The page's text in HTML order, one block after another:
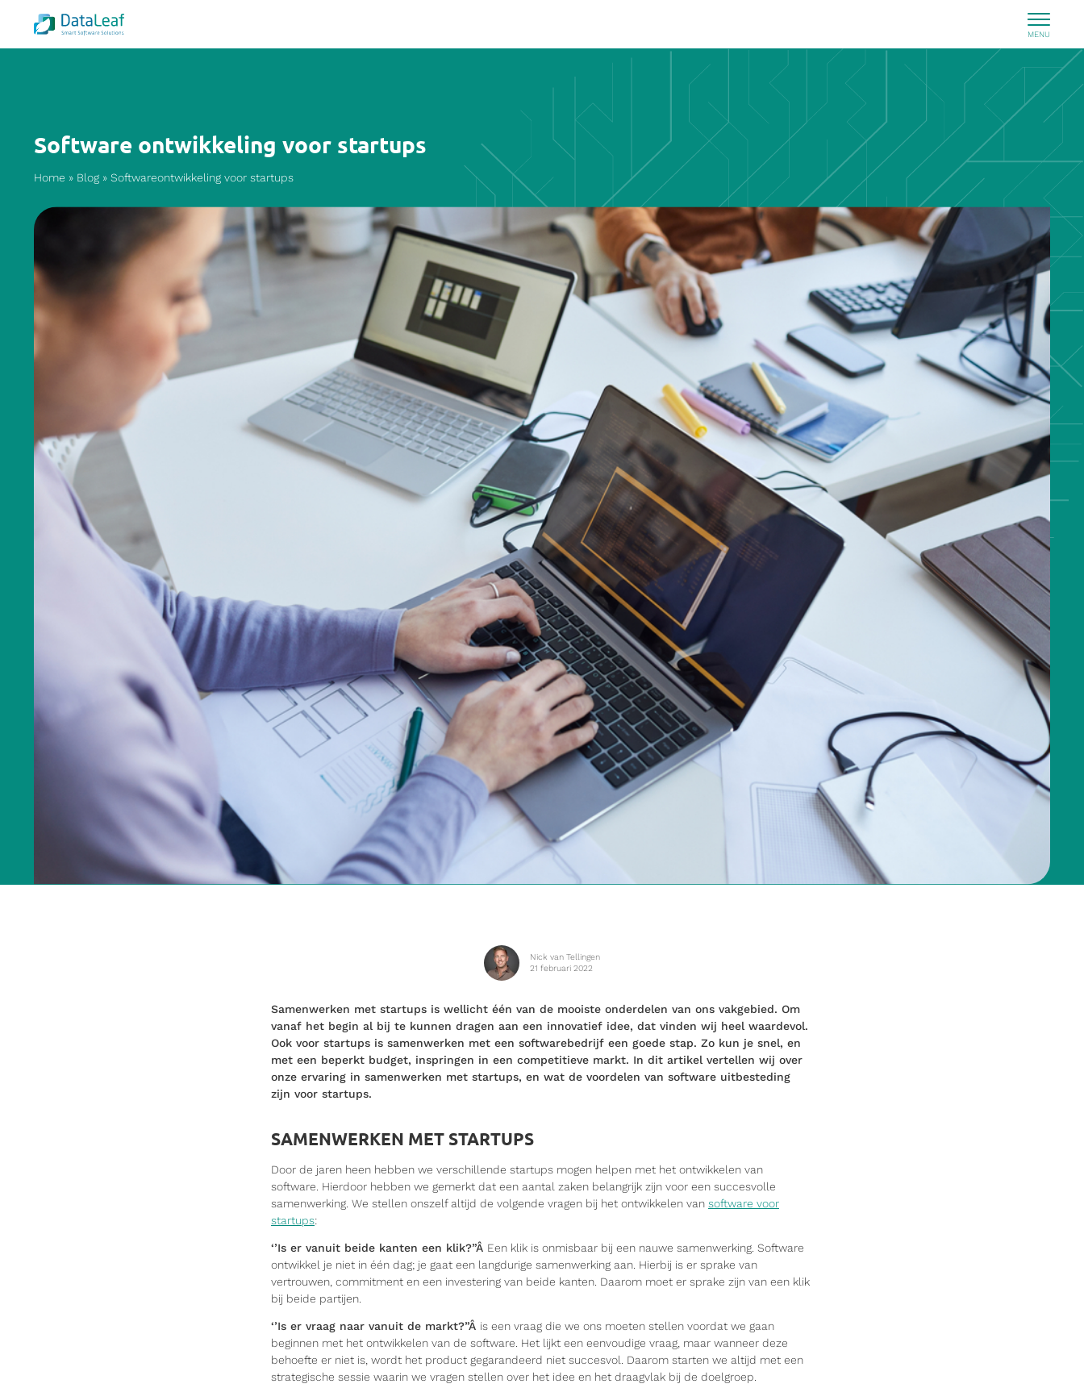
Software ontwikkeling voor startups
Home » Blog » Softwareontwikkeling voor startups
Nick van Tellingen
21 februari 2022
Samenwerken met startups is wellicht één van de mooiste onderdelen van ons vakgebied. Om
vanaf het begin al bij te kunnen dragen aan een innovatief idee, dat vinden wij heel waardevol.
Ook voor startups is samenwerken met een softwarebedrijf een goede stap. Zo kun je snel, en
met een beperkt budget, inspringen in een competitieve markt. In dit artikel vertellen wij over
onze ervaring in samenwerken met startups, en wat de voordelen van software uitbesteding
zijn voor startups.
SAMENWERKEN MET STARTUPS
Door de jaren heen hebben we verschillende startups mogen helpen met het ontwikkelen van
software. Hierdoor hebben we gemerkt dat een aantal zaken belangrijk zijn voor een succesvolle
samenwerking. We stellen onszelf altijd de volgende vragen bij het ontwikkelen van software voor
startups:
‘’Is er vanuit beide kanten een klik?”Â Een klik is onmisbaar bij een nauwe samenwerking. Software
ontwikkel je niet in één dag; je gaat een langdurige samenwerking aan. Hierbij is er sprake van
vertrouwen, commitment en een investering van beide kanten. Daarom moet er sprake zijn van een klik
bij beide partijen.
‘’Is er vraag naar vanuit de markt?”Â is een vraag die we ons moeten stellen voordat we gaan
beginnen met het ontwikkelen van de software. Het lijkt een eenvoudige vraag, maar wanneer deze
behoefte er niet is, wordt het product gegarandeerd niet succesvol. Daarom starten we altijd met een
strategische sessie waarin we vragen stellen over het idee en het draagvlak bij de doelgroep.